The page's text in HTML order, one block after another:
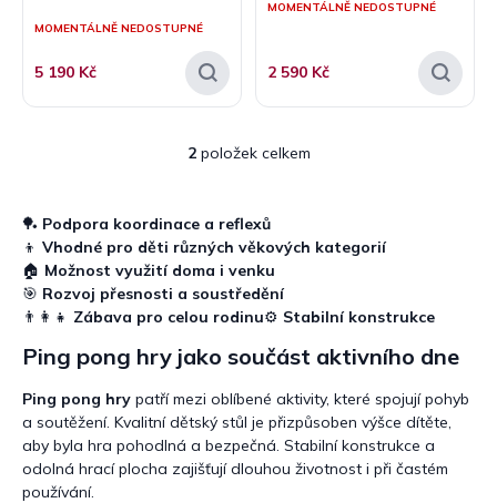
MOMENTÁLNĚ NEDOSTUPNÉ
5 190 Kč
MOMENTÁLNĚ NEDOSTUPNÉ
2 590 Kč
O
á
d
a
c
í
p
r
v
k
y
v
ý
p
2položek celkem
🏓 Podpora koordinace a reflexů
👦 Vhodné pro děti různých věkových kategorií
🏠 Možnost využití doma i venku
🎯 Rozvoj přesnosti a soustředění
👨‍👩‍👧 Zábava pro celou rodinu⚙️ Stabilní konstrukce
Ping pong hry jako součást aktivního dne
Ping pong hry patří mezi oblíbené aktivity, které spojují pohyb
a soutěžení. Kvalitní dětský stůl je přizpůsoben výšce dítěte,
aby byla hra pohodlná a bezpečná. Stabilní konstrukce a
odolná hrací plocha zajišťují dlouhou životnost i při častém
používání.